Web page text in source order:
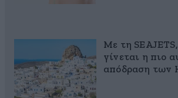
Με τη
γίνεται η πιο
απόδραση των